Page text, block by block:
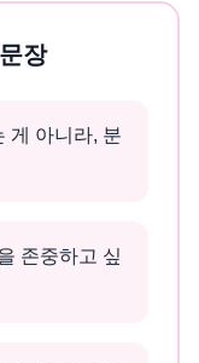
장
게 아니라, 분
존중하고 싶